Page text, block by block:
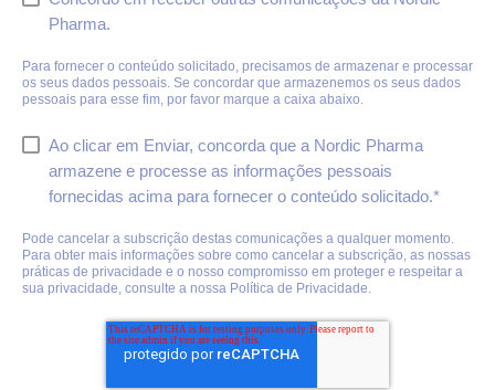
Pharma.
Para fornecer o conteúdo solicitado, precisamos de armazenar e processar
os seus dados pessoais. Se concordar que armazenemos os seus dados
pessoais para esse fim, por favor marque a caixa abaixo.
Ao clicar em Enviar, concorda que a Nordic Pharma
armazene e processe as informações pessoais
fornecidas acima para fornecer o conteúdo solicitado.*
Pode cancelar a subscrição destas comunicações a qualquer momento.
Para obter mais informações sobre como cancelar a subscrição, as nossas
práticas de privacidade e o nosso compromisso em proteger e respeitar a
sua privacidade, consulte a nossa Política de Privacidade.